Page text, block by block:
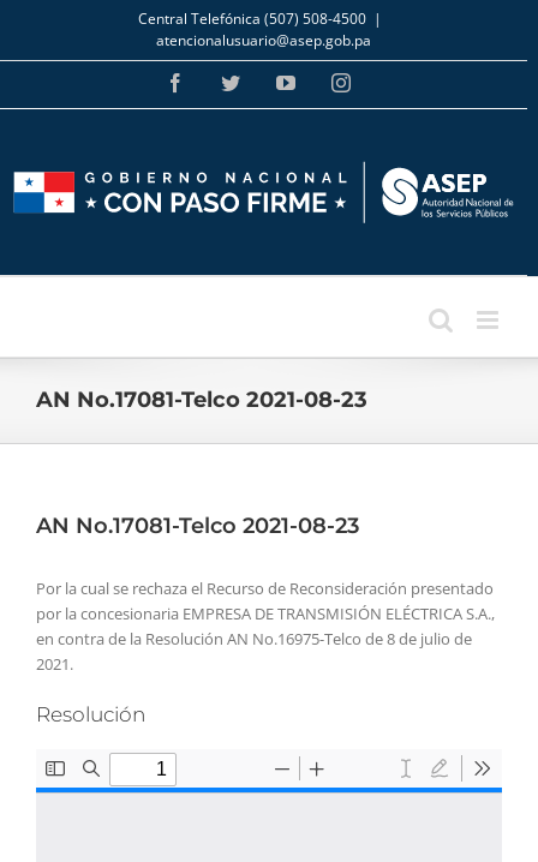
Skip
to
content
Central Telefónica (507) 508-4500 |
atencionalusuario@asep.gob.pa
FacebookTwitterYouTubeInstagram
AN No.17081-Telco 2021-08-23
AN No.17081-Telco 2021-08-23
Por la cual se rechaza el Recurso de Reconsideración presentado
por la concesionaria EMPRESA DE TRANSMISIÓN ELÉCTRICA S.A.,
en contra de la Resolución AN No.16975-Telco de 8 de julio de
2021.
Resolución